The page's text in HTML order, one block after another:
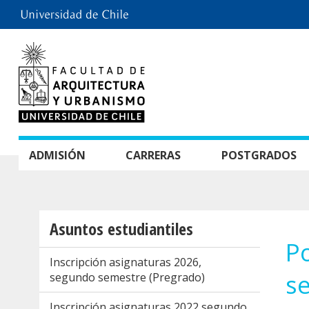
ADMISIÓN CARRERAS POSTGRADOS
Asuntos estudiantiles
Inscripción asignaturas 2026,
segundo semestre (Pregrado)